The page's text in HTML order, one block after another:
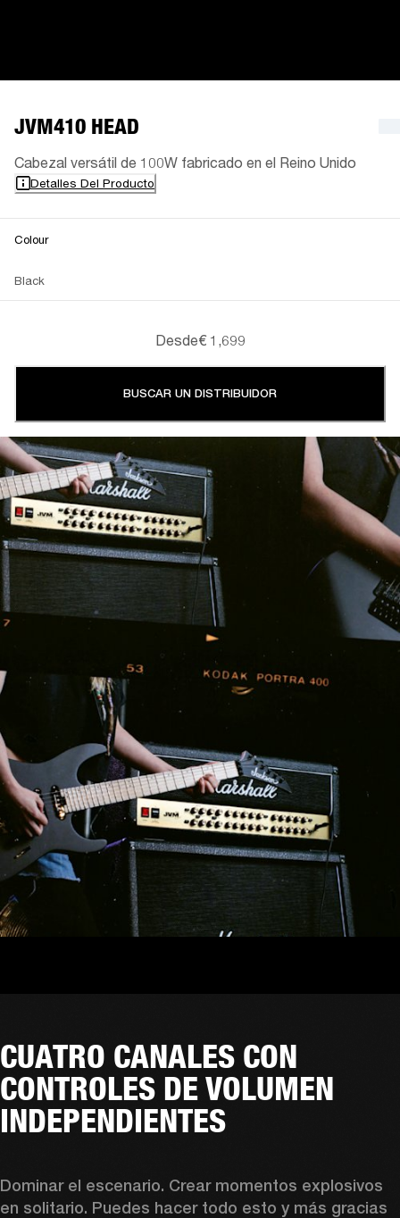
JVM410 HEAD
Cabezal versátil de 100W fabricado en el Reino Unido
Detalles Del Producto
Colour
Black
Desde€ 1,699
BUSCAR UN DISTRIBUIDOR
CUATRO CANALES CON
CONTROLES DE VOLUMEN
INDEPENDIENTES
Dominar el escenario. Crear momentos explosivos
en solitario. Puedes hacer todo esto y más gracias